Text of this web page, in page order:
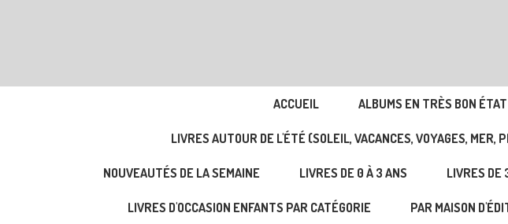
ACCUEIL ALBUMS EN TRÈS BON
LIVRES AUTOUR DE L'ÉTÉ (SOLEIL, VACANCES, VOYAGES, MER,
NOUVEAUTÉS DE LA SEMAINE LIVRES DE 0 À 3 ANS LIVRES DE
LIVRES D'OCCASION ENFANTS PAR CATÉGORIE PAR MAISON